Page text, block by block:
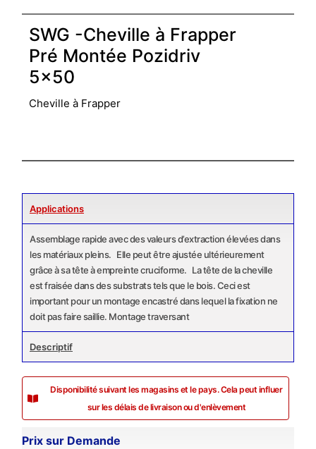
SWG -Cheville à Frapper
Pré Montée Pozidriv
5×50
Cheville à Frapper
Applications
Assemblage rapide avec des valeurs d’extraction élevées dans
les matériaux pleins. Elle peut être ajustée ultérieurement
grâce à sa tête à empreinte cruciforme. La tête de la cheville
est fraisée dans des substrats tels que le bois. Ceci est
important pour un montage encastré dans lequel la fixation ne
doit pas faire saillie. Montage traversant
Descriptif
Disponibilité suivant les magasins et le pays. Cela peut influer
sur les délais de livraison ou d'enlèvement
Prix sur Demande